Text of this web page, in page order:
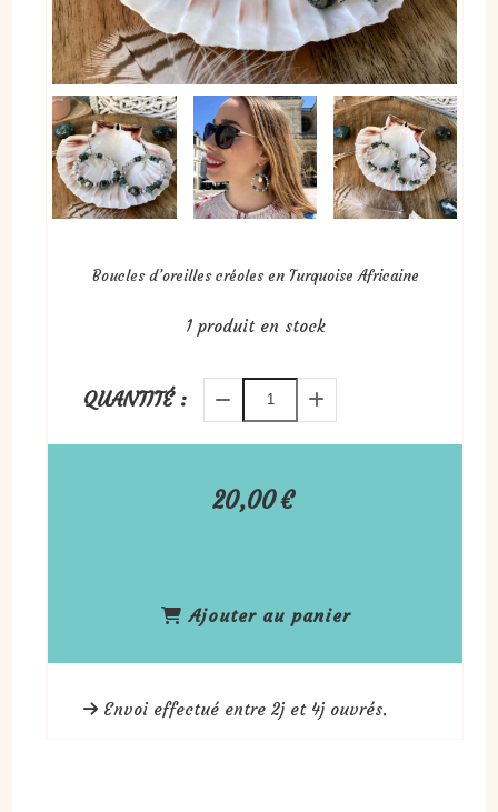
Boucles d’oreilles créoles en Turquoise Africaine
20,00€
1produit en stock
QUANTITÉ :
Ajouter au panier
Envoi effectué entre 2j et 4j ouvrés.